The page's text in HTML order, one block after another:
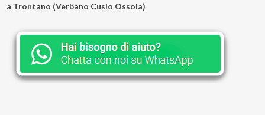
a Trontano (Verbano Cusio Ossola)